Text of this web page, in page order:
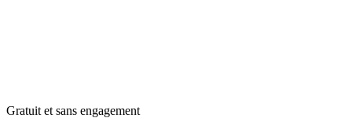
Gratuit et sans engagement